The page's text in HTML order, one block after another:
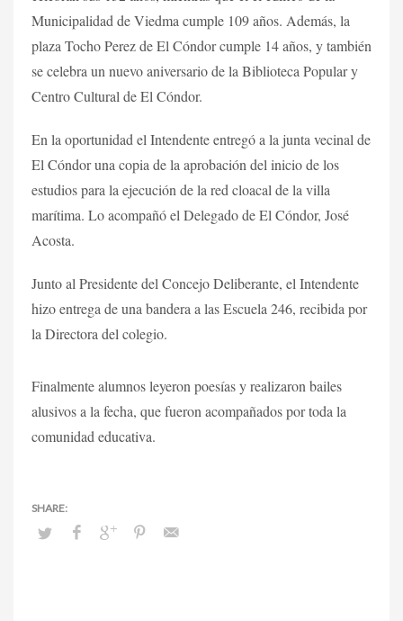
Municipalidad de Viedma cumple 109 años. Además, la
plaza Tocho Perez de El Cóndor cumple 14 años, y también
se celebra un nuevo aniversario de la Biblioteca Popular y
Centro Cultural de El Cóndor.
En la oportunidad el Intendente entregó a la junta vecinal de
El Cóndor una copia de la aprobación del inicio de los
estudios para la ejecución de la red cloacal de la villa
marítima. Lo acompañó el Delegado de El Cóndor, José
Acosta.
Junto al Presidente del Concejo Deliberante, el Intendente
hizo entrega de una bandera a las Escuela 246, recibida por
la Directora del colegio.
Finalmente alumnos leyeron poesías y realizaron bailes
alusivos a la fecha, que fueron acompañados por toda la
comunidad educativa.